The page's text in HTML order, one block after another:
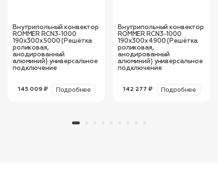
Внутрипольный конвектор
ROMMER RCN3-1000
190х300х5000 (Решётка
роликовая,
анодированный
алюминий) универсальное
подключение
145 009 ₽ Подробнее
Внутрипольный конвектор
ROMMER RCN3-1000
190х300х4900 (Решётка
роликовая,
анодированный
алюминий) универсальное
подключение
142 277 ₽ Подробнее